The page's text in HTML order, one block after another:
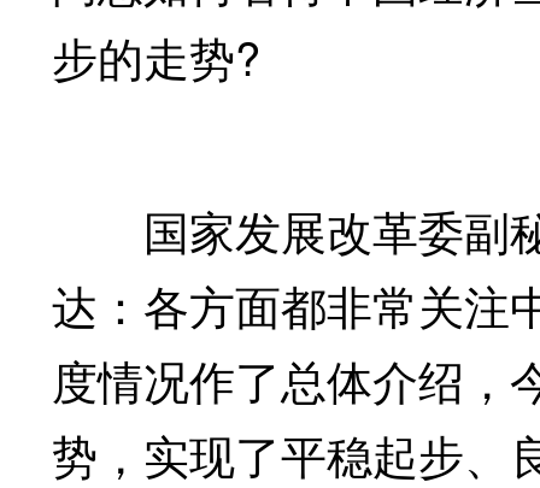
步的走势?
国家发展改革委副
达： 各方面都非常关注
度情况作了总体介绍，
势，实现了平稳起步、